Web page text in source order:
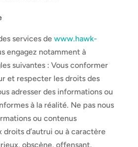
services de www.hawk-
engagez notamment à
suivantes : Vous conformer
et respecter les droits des
adresser des informations ou
à la réalité. Ne pas nous
ou contenus
d’autrui ou à caractère
obscène, offensant,